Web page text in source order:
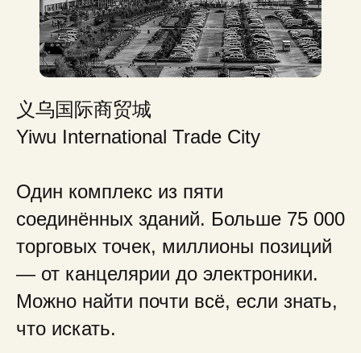
义乌国际商贸城
Yiwu International Trade City
Один комплекс из пяти
соединённых зданий. Больше 75 000
торговых точек, миллионы позиций
— от канцелярии до электроники.
Можно найти почти всё, если знать,
что искать.